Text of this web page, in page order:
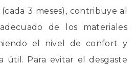
3 meses), contribuye al
de los materiales
el nivel de confort y
útil. Para evitar el desgaste